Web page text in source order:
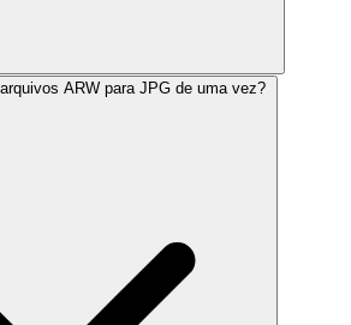
ARW para JPG de uma vez?